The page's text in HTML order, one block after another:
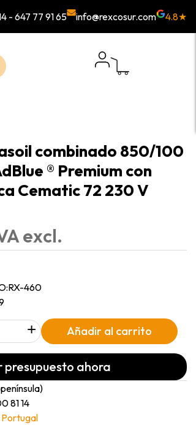
- 647 77 91 65 info@rexcosur.com 4.8★
combinado 850/100
® Premium con
Cematic 72 230 V
excl.
RX-460
+ Añadir al carrito
presupuesto ahora
81 14
Portugal